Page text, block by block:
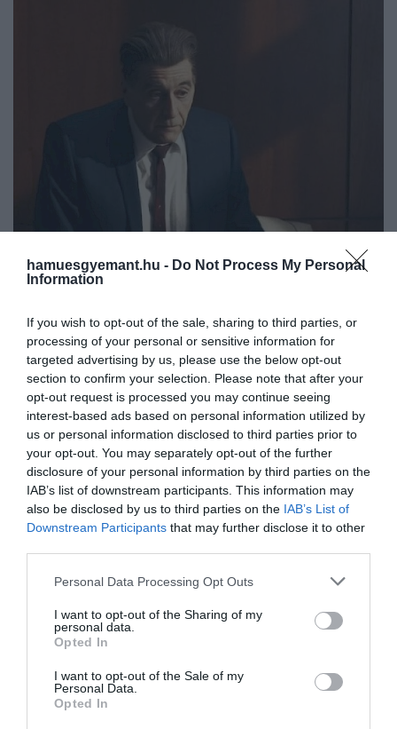
hamuesgyemant.hu - Do Not Process My Personal
Information
If you wish to opt-out of the sale, sharing to third parties, or
processing of your personal or sensitive information for
targeted advertising by us, please use the below opt-out
section to confirm your selection. Please note that after your
opt-out request is processed you may continue seeing
interest-based ads based on personal information utilized by
us or personal information disclosed to third parties prior to
your opt-out. You may separately opt-out of the further
disclosure of your personal information by third parties on the
IAB’s list of downstream participants. This information may
also be disclosed by us to third parties on the IAB’s List of
Downstream Participants that may further disclose it to other
Please note that this website/app uses one or more Google
not limited to your visit or usage behaviour. You may click to
grant or deny consent to Google and its third-party tags to
use your data for below specified purposes in below Google
consent section.
Personal Data Processing Opt Outs
I want to opt-out of the Sharing of my
personal data.
Opted In
I want to opt-out of the Sale of my
Personal Data.
Opted In
A sebhelyesarcú, Serpcio, Az ördög
ügyvédje – csak néhány cím a 85.
születésnapját ünneplő színészlegenda, Al
Pacino utánozhatatlan munkásságából.
Ajánlónkban most azt az 5 filmet
mutatjuk be, ami a közvélekedés szerint
az életműve csúcsát jelenti.
2025. ÁPRILIS 25. ● HAMU ÉS GYÉMÁNT
ünnepeljük az éppen 85 éves
Al…
HAMU ÉS GYÉMÁNT